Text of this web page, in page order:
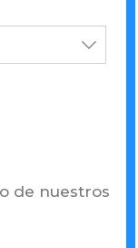
de nuestros